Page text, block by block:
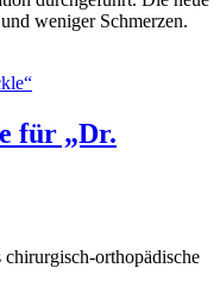
weniger Schmerzen.
für „Dr.
orthopädische